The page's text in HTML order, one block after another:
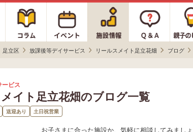
足立区 放課後等デイサービス リールスメイト足立花畑 ブログ
ービス
イト足立花畑のブログ一覧
送迎あり 土日祝営業
お子さまに合った施設か、気軽に相談してみまし